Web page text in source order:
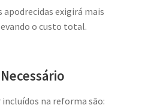
apodrecidas exigirá mais
o custo total.
incluídos na reforma são: